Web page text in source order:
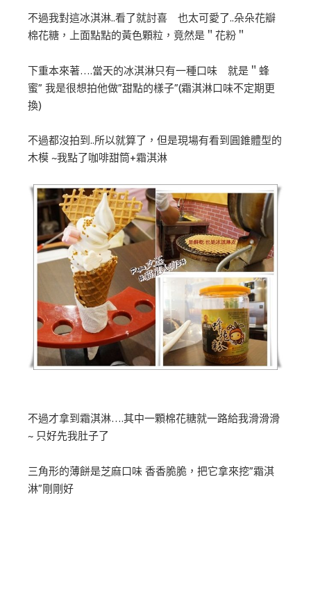
不過我對這冰淇淋..看了就討喜 也太可愛了..朵朵花瓣
棉花糖，上面點點的黃色顆粒，竟然是＂花粉＂
下重本來著….當天的冰淇淋只有一種口味 就是＂蜂
蜜” 我是很想拍他做”甜點的樣子”(霜淇淋口味不定期更
換)
不過都沒拍到..所以就算了，但是現場有看到圓錐體型的
木模 ~我點了咖啡甜筒+霜淇淋
不過才拿到霜淇淋….其中一顆棉花糖就一路給我滑滑滑
~ 只好先我肚子了
三角形的薄餅是芝麻口味 香香脆脆，把它拿來挖”霜淇
淋”剛剛好